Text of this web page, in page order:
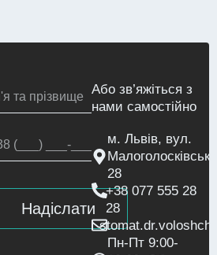
Або зв’яжіться з
нами самостійно
м. Львів, вул.
28
+38 077 555 28
28
Пн-Пт 9:00-